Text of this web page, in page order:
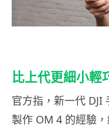
比上代更細小輕
官方指，新一代 DJI
製作 OM 4 的經驗